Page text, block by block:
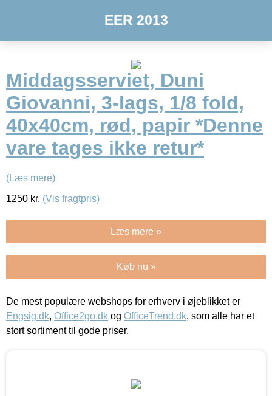
EER 2013
Middagsserviet, Duni
Giovanni, 3-lags, 1/8 fold,
40x40cm, rød, papir *Denne
vare tages ikke retur*
(Læs mere)
1250 kr. (Vis fragtpris)
Læs mere »
Køb nu »
De mest populære webshops for erhverv i øjeblikket er
Engsig.dk, Office2go.dk og OfficeTrend.dk, som alle har et
stort sortiment til gode priser.